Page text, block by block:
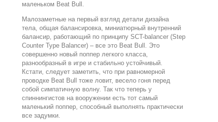
маленьком Beat Bull.
Малозаметные на первый взгляд детали дизайна
тела, общая балансировка, миниатюрный внутренний
балансир, работающий по принципу SCT-balancer (Step
Counter Type Balancer) – все это Вeat Bull. Это
совершенно новый поппер легкого класса,
разнообразный в игре и стабильно устойчивый.
Кстати, следует заметить, что при равномерной
проводке Beat Bull тоже ловит, весело гоня перед
собой симпатичную волну. Так что теперь у
спиннингистов на вооружении есть тот самый
маленький поппер, способный выполнять практически
все задумки.